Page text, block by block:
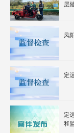
层
凤
定
定
和